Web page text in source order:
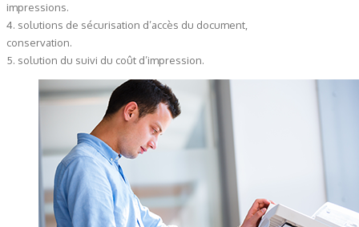
impressions.
4. solutions de sécurisation d’accès du document,
conservation.
5. solution du suivi du coût d’impression.